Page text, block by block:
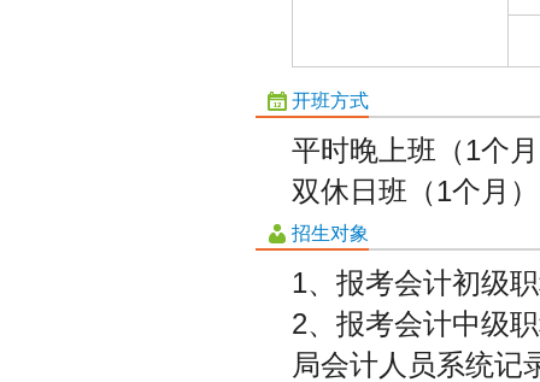
开班方式
平时晚上班（1个
双休日班（1个月
招生对象
1、报考会计初级
2、报考会计中级
局会计人员系统记